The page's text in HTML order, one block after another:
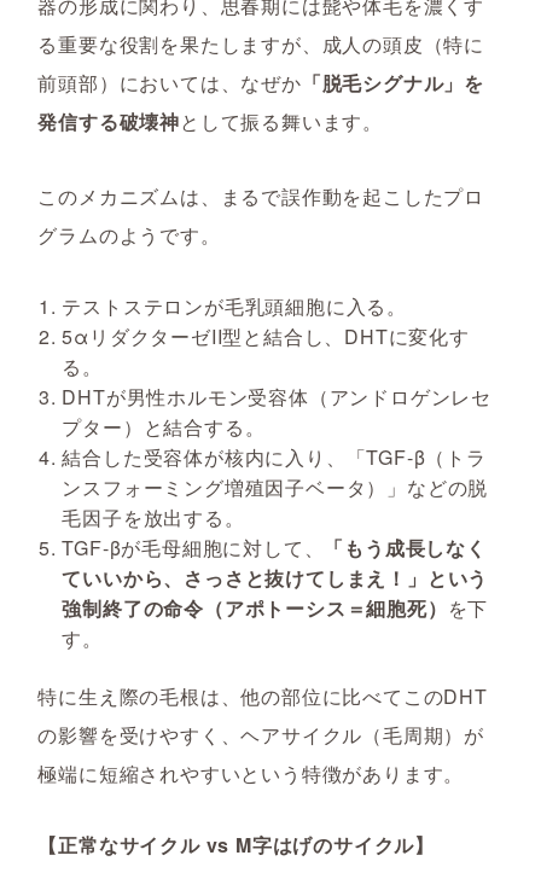
る重要な役割を果たしますが、成人の頭皮（特に
前頭部）においては、なぜか 「脱毛シグナル」を
発信する破壊神として振る舞います。
このメカニズムは、まるで誤作動を起こしたプロ
グラムのようです。
テストステロンが毛乳頭細胞に入る。
5αリダクターゼII型と結合し、DHTに変化す
る。
DHTが男性ホルモン受容体（アンドロゲンレセ
プター）と結合する。
結合した受容体が核内に入り、「TGF-β（トラ
ンスフォーミング増殖因子ベータ）」などの脱
毛因子を放出する。
TGF-βが毛母細胞に対して、
「もう成長しなく
ていいから、さっさと抜けてしまえ！」という
強制終了の命令（アポトーシス＝細胞死） を下
す。
特に生え際の毛根は、他の部位に比べてこのDHT
の影響を受けやすく、ヘアサイクル（毛周期）が
極端に短縮されやすいという特徴があります。
【正常なサイクル vs M字はげのサイクル】